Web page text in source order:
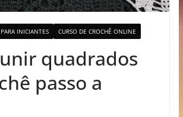
INICIANTES CURSO DE CROCHÊ ONLINE
quadrados
passo a